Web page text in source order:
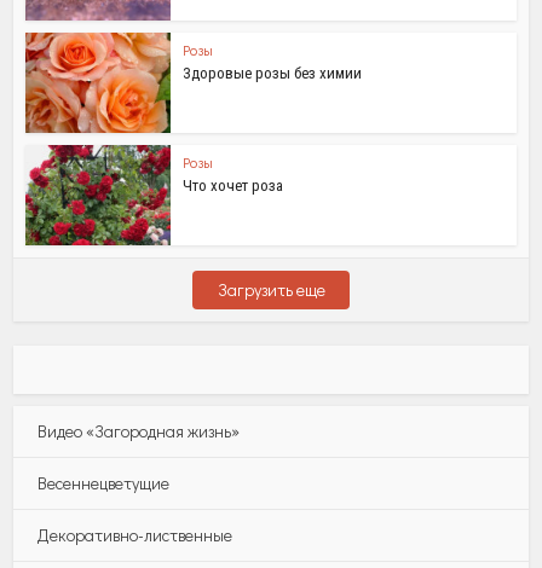
Розы
Здоровые розы без химии
Розы
Что хочет роза
Загрузить еще
Видео «Загородная жизнь»
Весеннецветущие
Декоративно-лиственные